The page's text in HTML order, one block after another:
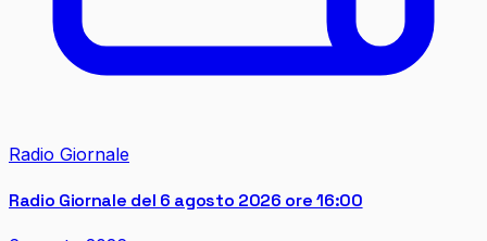
Radio Giornale
Radio Giornale del 6 agosto 2026 ore 16:00